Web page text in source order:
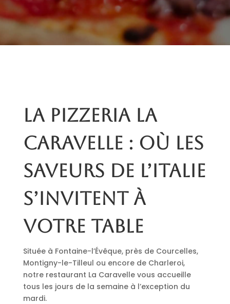
La pizzeria La
Caravelle : où les
saveurs de l’Italie
s’invitent à
votre table
Située à Fontaine-l’Évêque, près de Courcelles,
Montigny-le-Tilleul ou encore de Charleroi,
notre restaurant La Caravelle vous accueille
tous les jours de la semaine à l’exception du
mardi.